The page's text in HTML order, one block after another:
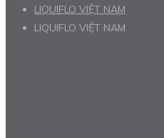
LIQUIFLO VIỆT NAM
LIQUIFLO VIỆT NAM